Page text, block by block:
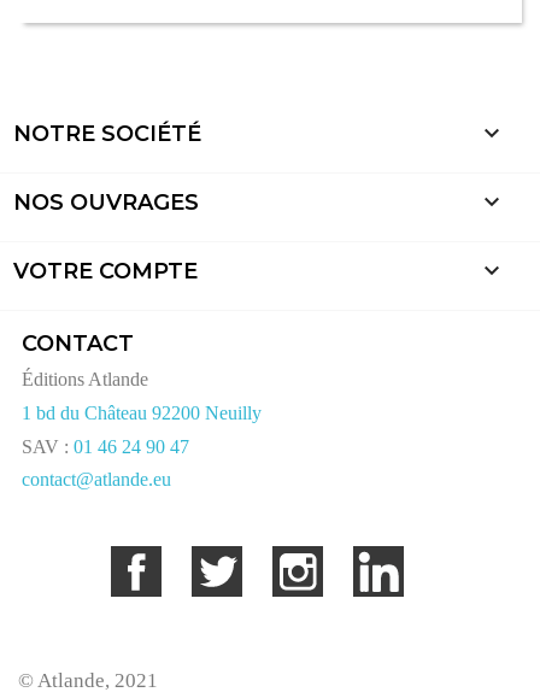
NOTRE SOCIÉTÉ 
NOS OUVRAGES 
VOTRE COMPTE 
CONTACT
Éditions Atlande
1 bd du Château 92200 Neuilly
SAV : 01 46 24 90 47
contact@atlande.eu
Facebook Twitter Instagram
© Atlande, 2021